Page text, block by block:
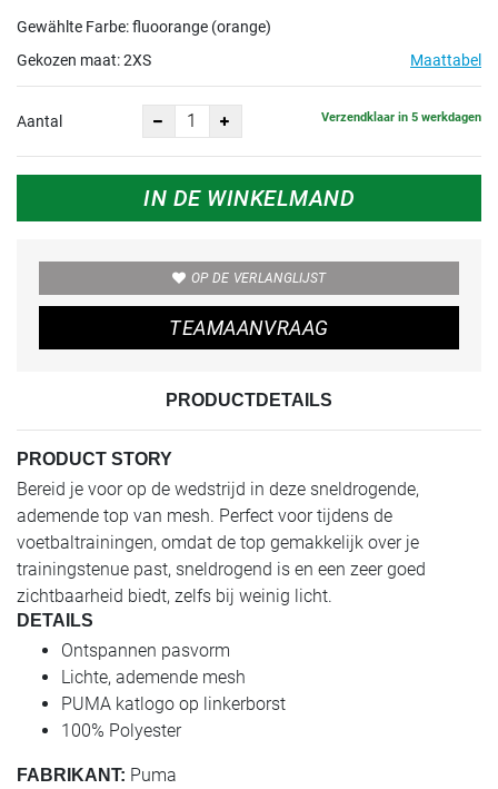
Gewählte Farbe: fluoorange (orange)
Gekozen maat:2XS Maattabel
Aantal Verzendklaar in 5 werkdagen
IN DE WINKELMAND
OP DE VERLANGLIJST
TEAMAANVRAAG
PRODUCTDETAILS
PRODUCT STORY
Bereid je voor op de wedstrijd in deze sneldrogende,
ademende top van mesh. Perfect voor tijdens de
voetbaltrainingen, omdat de top gemakkelijk over je
trainingstenue past, sneldrogend is en een zeer goed
zichtbaarheid biedt, zelfs bij weinig licht.
DETAILS
Ontspannen pasvorm
Lichte, ademende mesh
PUMA katlogo op linkerborst
100% Polyester
FABRIKANT: Puma